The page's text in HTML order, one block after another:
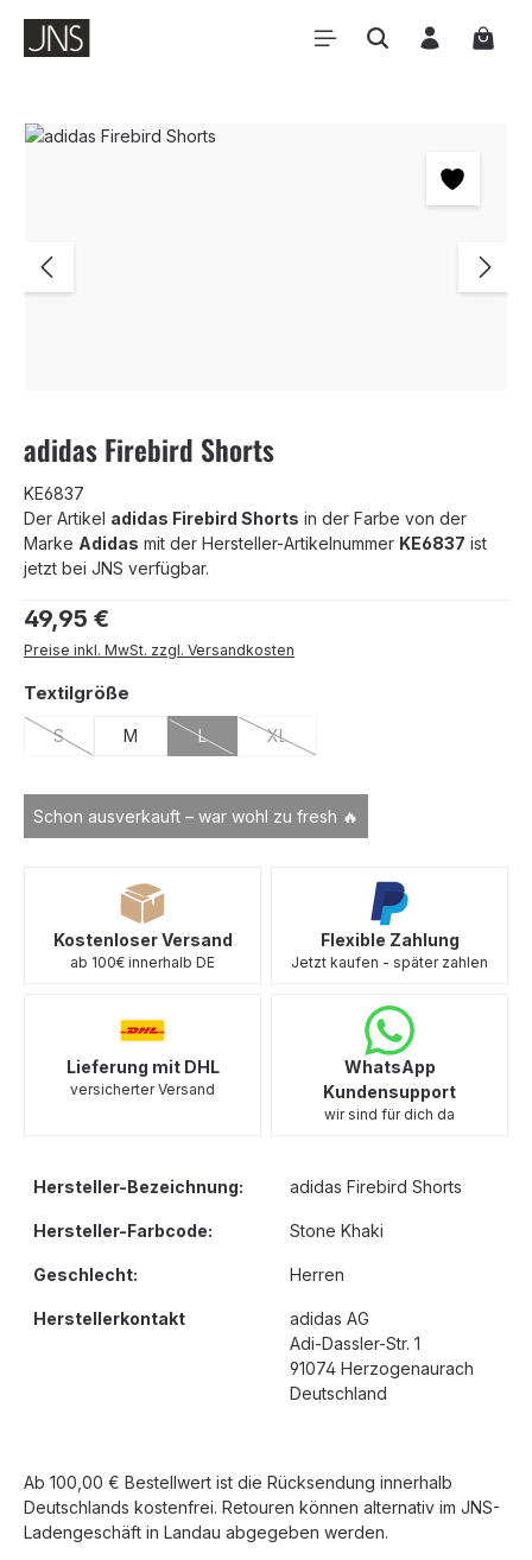
Zum Hauptinhalt springen
Bildergalerie überspringen
adidas Firebird Shorts
KE6837
Der Artikel adidas Firebird Shorts in der Farbe von der
Marke Adidas mit der Hersteller-Artikelnummer KE6837 ist
jetzt bei JNS verfügbar.
Regulärer Preis:
49,95 €
Preise inkl. MwSt. zzgl. Versandkosten
Schon ausverkauft – war wohl zu fresh 🔥
Textilgröße
S
(Diese Option ist zurzeit nicht verfügbar.)
M L
(Diese Option ist zurzeit nicht verfügbar.)
XL
(Diese Option ist zurzeit nicht
Kostenloser Versand
ab 100€ innerhalb DE
Flexible Zahlung
Jetzt kaufen - später zahlen
Lieferung mit DHL
versicherter Versand
WhatsApp
Kundensupport
wir sind für dich da
Hersteller-Bezeichnung: adidas Firebird Shorts
Hersteller-Farbcode: Stone Khaki
Geschlecht: Herren
Herstellerkontakt
adidas AG
Adi-Dassler-Str. 1
91074 Herzogenaurach
Deutschland
Ab 100,00 € Bestellwert ist die Rücksendung innerhalb
Deutschlands kostenfrei. Retouren können alternativ im JNS-
Ladengeschäft in Landau abgegeben werden.